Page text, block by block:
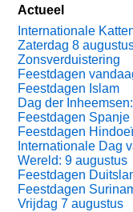
Actueel
Internationale
Zaterdag 8
Zonsverduistering
Feestdagen
Feestdagen Islam
Dag der
Feestdagen Spanje
Feestdagen
Internationale Dag
Wereld: 9 augustus
Feestdagen
Feestdagen
Vrijdag 7 augustus